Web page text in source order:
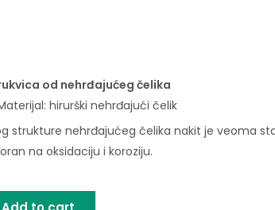
od nehrđajućeg čelika
hirurški nehrđajući čelik
strukture nehrđajućeg čelika nakit je veoma
na oksidaciju i koroziju.